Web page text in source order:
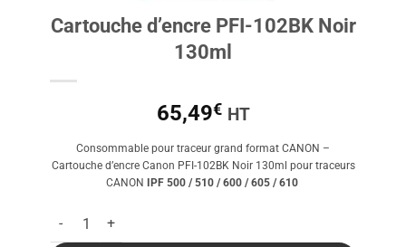
Cartouche d’encre PFI-102BK Noir
130ml
65,49€ HT
Consommable pour traceur grand format CANON –
Cartouche d’encre Canon PFI-102BK Noir 130ml pour traceurs
CANON
IPF 500 / 510 / 600 / 605 / 610
quantité de Cartouche d'encre PFI-102BK Noir 130ml